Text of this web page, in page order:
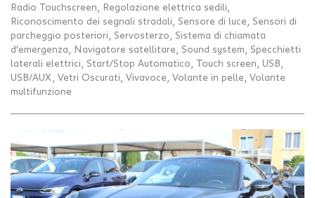
Radio Touchscreen, Regolazione elettrica sedili,
Riconoscimento dei segnali stradali, Sensore di luce, Sensori di
parcheggio posteriori, Servosterzo, Sistema di chiamata
d'emergenza, Navigatore satellitare, Sound system, Specchietti
laterali elettrici, Start/Stop Automatico, Touch screen, USB,
USB/AUX, Vetri Oscurati, Vivavoce, Volante in pelle, Volante
multifunzione